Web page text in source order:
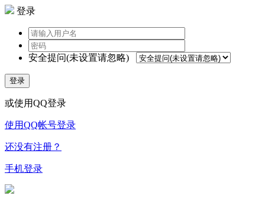
登录
安全提问(未设置请忽略)
登录
或使用QQ登录
使用QQ帐号登录
还没有注册？
手机登录